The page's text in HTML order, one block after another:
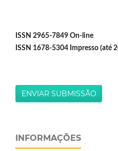
ISSN 2965-7849 On-line
ISSN 1678-5304 Impresso (até
ENVIAR SUBMISSÃO
INFORMAÇÕES